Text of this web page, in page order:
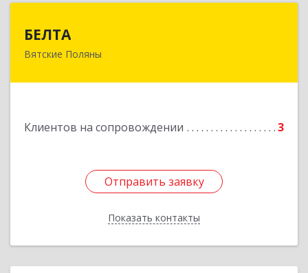
БЕЛТА
Вятские Поляны
Клиентов на сопровождении 3
Отправить заявку
Показать контакты
612960, Кировская обл, Вятские Поляны г,
Отправить заявку
Назад